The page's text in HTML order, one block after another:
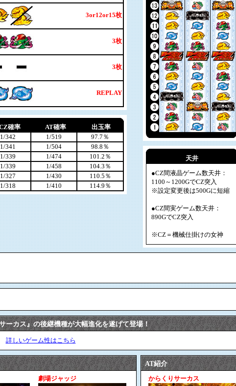
3or12or15枚
3枚
3枚
REPLAY
確率 AT確率
出玉率
1/342 1/519
97.7％
1/341 1/504
98.8％
1/339 1/474
101.2％
1/339 1/458
104.3％
1/327 1/430
110.5％
1/318 1/410 114.9％
天井
●CZ間液晶ゲーム数天井：
1100～1200GでCZ突入
※設定変更後は500Gに短縮
●CZ間実ゲーム数天井：
890GでCZ突入
※CZ＝機械仕掛けの女神
ーカス』の後継機種が大幅進化を遂げて登場！
詳しいゲーム性はこちら
劇場ジャッジ
AT紹介
からくりサーカス